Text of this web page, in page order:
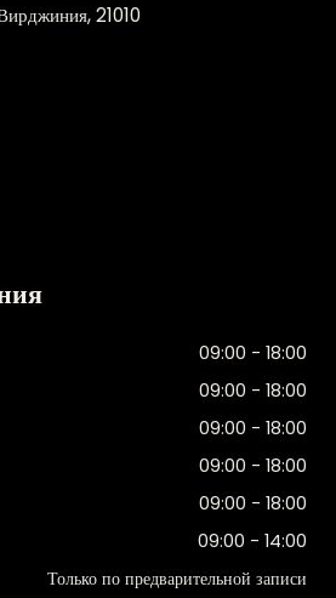
21010
09:00 - 18:00
09:00 - 18:00
09:00 - 18:00
09:00 - 18:00
09:00 - 18:00
09:00 - 14:00
Только по предварительной записи